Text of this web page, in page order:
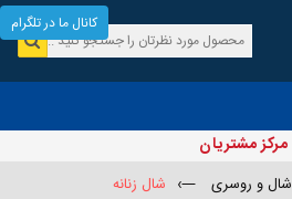
مرکز مشتریان
شال و روسری —› شال زنانه
کانال ما در تلگرام